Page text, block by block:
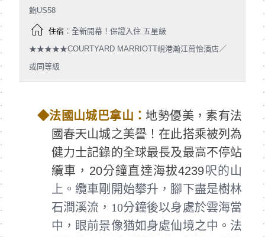
飽US58
住宿：全新開幕！保證入住 五星級
★★★★★COURTYARD MARRIOTT峴港瀚江萬怡酒店／
或同等級
◆法國山城巴拿山：地勢優美，素有法
國春天山城之美譽！在此搭乘被列為
健力士記錄的全球最長及最高不停站
纜車，20分鐘直達海拔4239呎的山
上。纜車剛開始攀升，腳下盡是樹林
石澗溪流，10分鐘後以身處於雲海當
中，眼前景像猶如身處仙境之中。法